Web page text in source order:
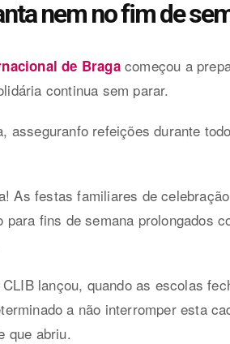
nem no fim de
de Bragacomeçou a
continua sem parar.
asseguranfo refeições durante
As festas familiares de
fins de semana prolongados
lançou, quando as escolas
a não interromper esta
que abriu.